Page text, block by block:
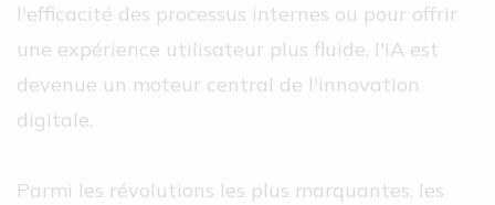
l'efficacité des processus internes ou pour offrir
une expérience utilisateur plus fluide, l'IA est
devenue un moteur central de l'innovation
digitale.
Parmi les révolutions les plus marquantes, les